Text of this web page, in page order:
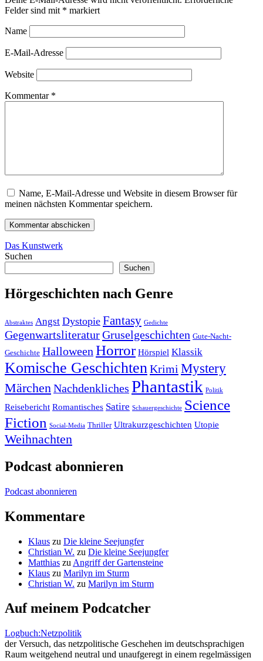
Felder sind mit * markiert
Name
E-Mail-Adresse
Website
Kommentar *
Name, E-Mail-Adresse und Website in diesem Browser für
meinen nächsten Kommentar speichern.
Beitragsnavigation
Nächster
Beitrag:
Das Kunstwerk
Suchen
Suchen
Hörgeschichten nach Genre
Abstraktes Angst Dystopie Fantasy Gedichte
GegenwartsliteraturGruselgeschichten Gute-Nacht-
Geschichte Halloween Horror Hörspiel Klassik
Komische GeschichtenKrimi Mystery
MärchenNachdenkliches Phantastik Politik
Reisebericht Romantisches Satire Schauergeschichte Science
Fiction Social-Media Thriller Ultrakurzgeschichten Utopie
Weihnachten
Podcast abonnieren
Podcast abonnieren
Kommentare
Klaus zu Die kleine Seejungfer
Christian W. zu Die kleine Seejungfer
Matthias zu Angriff der Gartensteine
Klaus zu Marilyn im Sturm
Christian W. zu Marilyn im Sturm
Auf meinem Podcatcher
Logbuch:Netzpolitik
der Versuch, das netzpolitische Geschehen im deutschsprachigen
Raum weitgehend neutral und unaufgeregt in einem regelmässigen